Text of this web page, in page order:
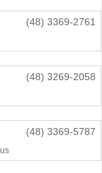
(48) 3369-2761
(48) 3269-2058
(48) 3369-5787